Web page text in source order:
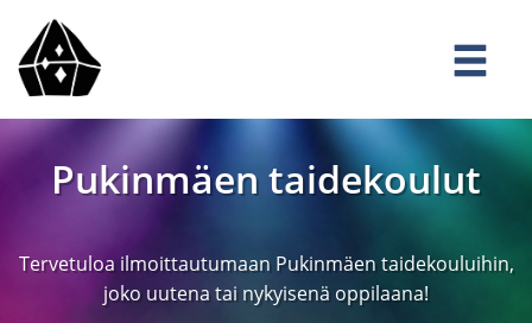
Pukinmäen taidekoulut
Tervetuloa ilmoittautumaan Pukinmäen taidekouluihin,
joko uutena tai nykyisenä oppilaana!